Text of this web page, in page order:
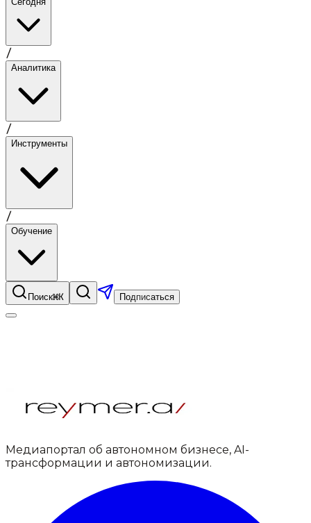
/
Аналитика
/
Инструменты
/
Обучение
Поиск⌘K Подписаться
Медиапортал об автономном бизнесе, AI-
трансформации и автономизации.